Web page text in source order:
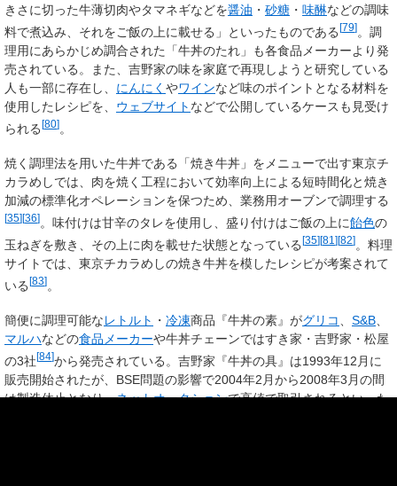
きさに切った牛薄切肉やタマネギなどを醤油 ・ 砂糖 ・ 味醂などの調味
料で煮込み、それをご飯の上に載せる」といったものである [79] 。調
理用にあらかじめ調合された「牛丼のたれ」も各食品メーカーより発
売されている。また、吉野家の味を家庭で再現しようと研究している
人も一部に存在し、 にんにく やワインなど味のポイントとなる材料を
使用したレシピを、 ウェブサイト などで公開しているケースも見受け
られる[80]。
焼く調理法を用いた牛丼である「焼き牛丼」をメニューで出す東京チ
カラめしでは、肉を焼く工程において効率向上による短時間化と焼き
加減の標準化オペレーションを保つため、業務用オーブンで調理する
[35][36] 。味付けは甘辛のタレを使用し、盛り付けはご飯の上に飴色の
玉ねぎを敷き、その上に肉を載せた状態となっている[35][81 ][82]。料理
サイトでは、東京チカラめしの焼き牛丼を模したレシピが考案されて
いる[83]。
簡便に調理可能なレトルト ・ 冷凍商品『牛丼の素』がグリコ S&B
マルハなどの食品メーカーや牛丼チェーンではすき家・吉野家・松屋
の3社[84]から発売されている。吉野家『牛丼の具』は1993年12月に
販売開始されたが、BSE問題の影響で2004年2月から2008年3月の間
は製造休止となり、ネットオークションで高値で取引されるといった